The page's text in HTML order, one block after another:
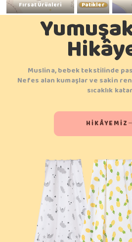
Fırsat Ürünleri Patikler
Muslina, bebek tekstilinde
Nefes alan kumaşlar ve sakin
sıcaklık
HIKÂYEMIZ